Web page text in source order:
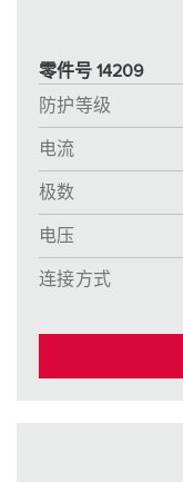
零件号 14209
防护等级
电流
极数
电压
连接方式